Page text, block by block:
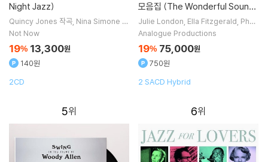
Night Jazz)
Quincy Jones 작곡 Nina Simone 노
래 Sonny Rollins
Not Now
19% 13,300원
140원
2CD
모음집 (The Wonderful Sounds
of Female Vocals)[SACD Hybr
id]
Julie London Ella Fitzgerald Phoe
be Snow Dusty Springfield
Analogue Productions
19% 75,000원
750원
2 SACD Hybrid
5 6